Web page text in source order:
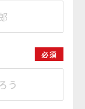
必須